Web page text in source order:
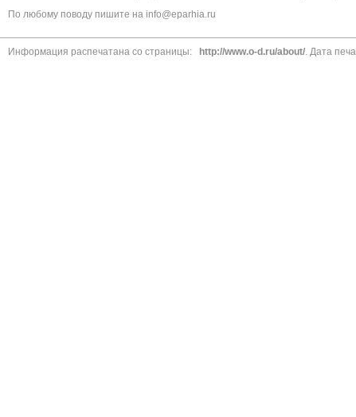
По любому поводу пишите на info@eparhia.ru
Информация распечатана со страницы: http://www.o-d.ru/about/. Дата